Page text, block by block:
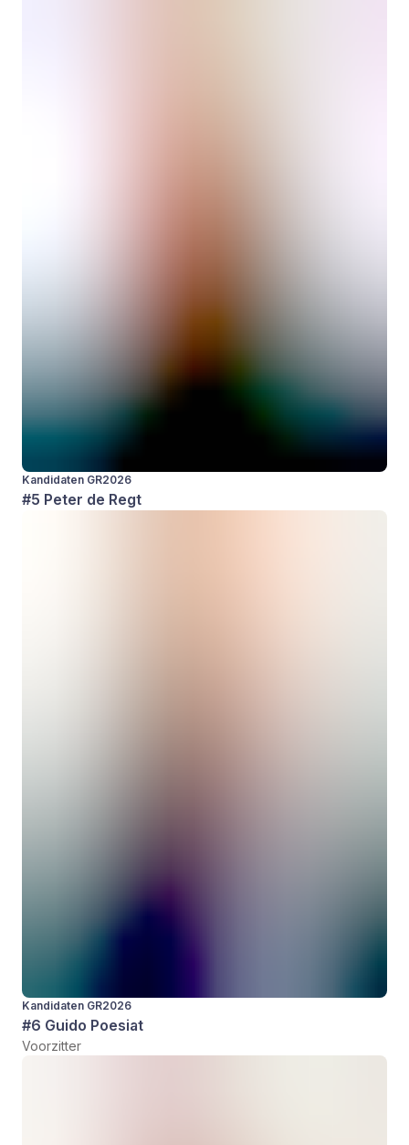
Kandidaten GR2026
#5 Peter de Regt
Kandidaten GR2026
#6 Guido Poesiat
Voorzitter